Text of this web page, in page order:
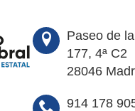
Paseo de
177, 4ª C2
28046
914 178